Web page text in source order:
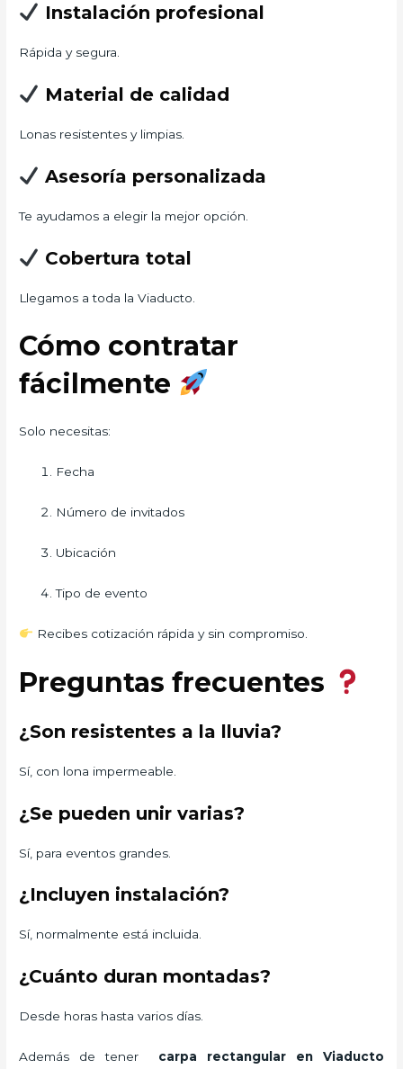
Instalación profesional
Rápida y segura.
Material de calidad
Lonas resistentes y limpias.
Asesoría personalizada
Te ayudamos a elegir la mejor opción.
Cobertura total
Llegamos a toda la Viaducto.
Cómo contratar
fácilmente
Solo necesitas:
Fecha
Número de invitados
Ubicación
Tipo de evento
Recibes cotización rápida y sin compromiso.
Preguntas frecuentes
¿Son resistentes a la lluvia?
Sí, con lona impermeable.
¿Se pueden unir varias?
Sí, para eventos grandes.
¿Incluyen instalación?
Sí, normalmente está incluida.
¿Cuánto duran montadas?
Desde horas hasta varios días.
Además de tener carpa rectangular en Viaducto